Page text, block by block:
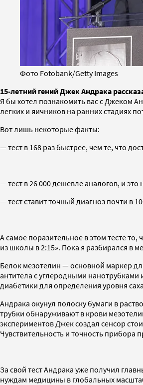
Фото Fotobank/Getty Images
15-летний гений Джек Андрака
Я бы хотел познакомить вас с Джеком
легких и яичников на ранних стадиях
Вот лишь некоторые факты:
— тест в 168 раз быстрее, чем те, что
— тест в 26 000 дешевле аналогов, и это
— тест ставит точный диагноз почти в
А самое поразительное в этом тесте
из школы в 2:15». Пока я разбирался в
Белок мезотелин — основной маркер
антитела с углеродными
диабетики для определения уровня
Андрака окунул полоску бумаги в
трубки обнаруживают в крови
экспериментов Джек создал сенсор
Чувствительность и точность прибора
За свой тест Андрака уже получил
нуждам медицины в глобальных